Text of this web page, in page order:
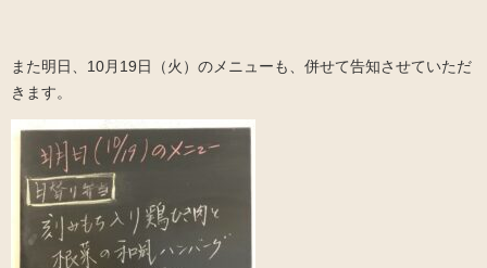
また明日、10月19日（火）のメニューも、併せて告知させていただ
きます。